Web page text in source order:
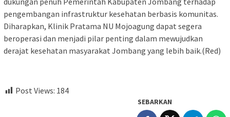
pengembangan infrastruktur kesehatan berbasis komunitas.
Diharapkan, Klinik Pratama NU Mojoagung dapat segera
beroperasi dan menjadi pilar penting dalam mewujudkan
derajat kesehatan masyarakat Jombang yang lebih baik.(Red)
Post Views: 184
SEBARKAN